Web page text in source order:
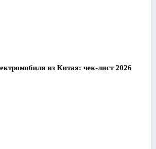
из Китая: чек-лист 2026